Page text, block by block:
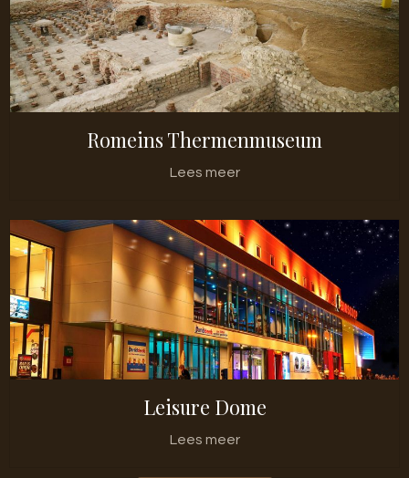
Romeins Thermenmuseum
Lees meer
Leisure Dome
Lees meer